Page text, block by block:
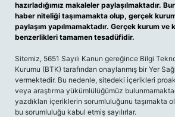
hazırladığımız makaleler paylaşılmaktadır.
haber niteliği taşımamakta olup, gerçek
paylaşım yapılmamaktadır. Gerçek kurum ve
benzerlikleri tamamen tesadüfidir.
Sitemiz, 5651 Sayılı Kanun gereğince Bilgi
Kurumu (BTK) tarafından onaylanmış bir Yer
vermektedir. Bu nedenle, sitedeki içerikleri
veya araştırma yükümlülüğümüz
yazdıkları içeriklerin sorumluluğunu taşımakta
bu sorumluluğu kabul etmiş sayılırlar.